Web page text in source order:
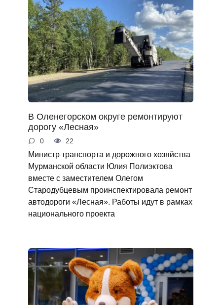
В Оленегорском округе ремонтируют
дорогу «Лесная»
0 22
Министр транспорта и дорожного хозяйства
Мурманской области Юлия Полиэктова
вместе с заместителем Олегом
Стародубцевым проинспектировала ремонт
автодороги «Лесная». Работы идут в рамках
национального проекта